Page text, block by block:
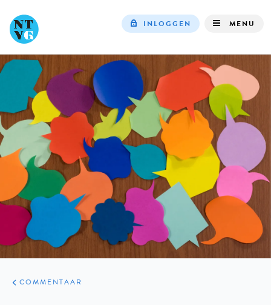
navigation
INLOGGEN MENU
ARTIKELEN
OPINIE
COMMENTAAR